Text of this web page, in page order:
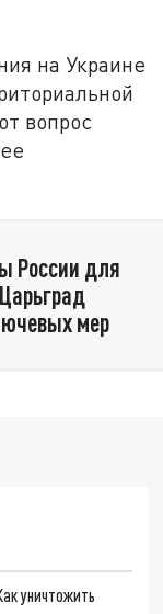
на Украине
вопрос
России для
мер
уничтожить